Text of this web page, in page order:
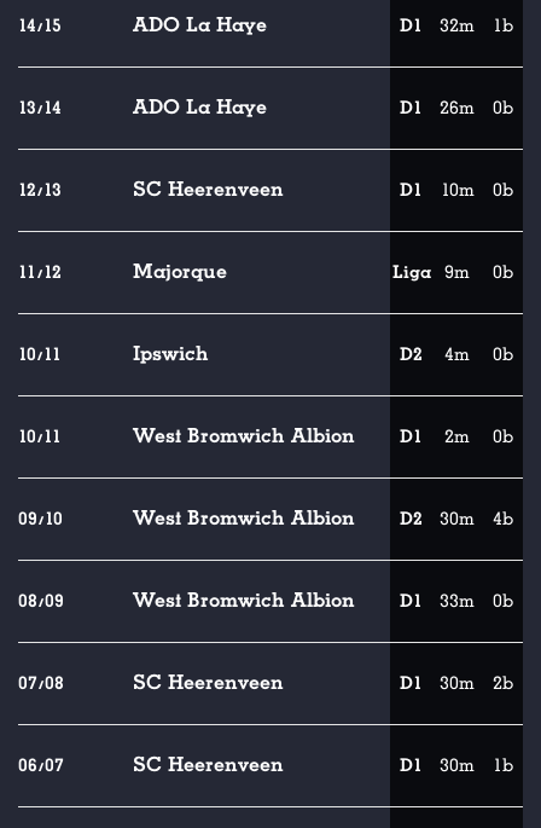
14/15 ADO La Haye D1 32m 1b
13/14 ADO La Haye D1 26m 0b
12/13 SC Heerenveen D1 10m 0b
11/12 Majorque Liga 9m 0b
10/11 Ipswich D2 4m 0b
10/11 West Bromwich Albion D1 2m 0b
09/10 West Bromwich Albion D2 30m 4b
08/09 West Bromwich Albion D1 33m 0b
07/08 SC Heerenveen D1 30m 2b
06/07 SC Heerenveen D1 30m 1b